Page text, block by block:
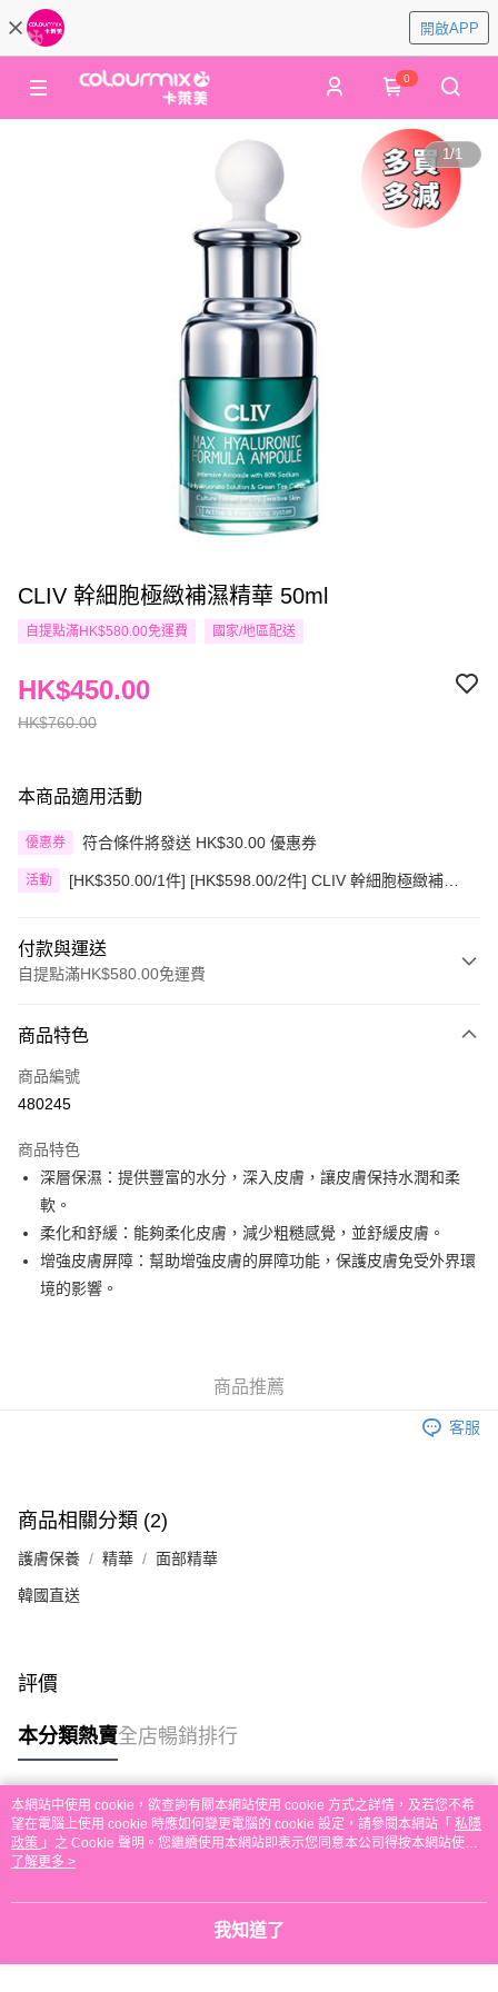
開啟APP
0
1/1
CLIV 幹細胞極緻補濕精華 50ml
自提點滿HK$580.00免運費 國家/地區配送
HK$760.00
HK$450.00
本商品適用活動
優惠券 符合條件將發送 HK$30.00 優惠券
活動
[HK$350.00/1件] [HK$598.00/2件] CLIV 幹細胞極緻補濕
付款與運送
自提點滿HK$580.00免運費
信用卡
Apple Pay
AlipayHK
PayMe
WeChat Pay
其他轉帳方式
單。 如果訂購後七個工作天內我們未能收到有關存款，有關訂單將被取消。
每筆HK$30.00，滿HK$580.00或以上免運費
本地配送
每筆HK$30.00，滿HK$580.00或以上免運費
其他地區配送
商品特色
商品編號
480245
商品特色
深層保濕：提供豐富的水分，深入皮膚，讓皮膚保持水潤和柔
軟。
柔化和舒緩：能夠柔化皮膚，減少粗糙感覺，並舒緩皮膚。
增強皮膚屏障：幫助增強皮膚的屏障功能，保護皮膚免受外界環
境的影響。
商品推薦
客服
商品相關分類 (2)
護膚保養 精華 面部精華
韓國直送
評價
本分類熱賣全店暢銷排行
熱門標籤
熱銷排行
本網站中使用 cookie，欲查詢有關本網站使用 cookie 方式之詳情，及若您不希
望在電腦上使用 cookie 時應如何變更電腦的 cookie 設定，請參閱本網站「 私隱
政策 」之 Cookie 聲明。您繼續使用本網站即表示您同意本公司得按本網站使用
條款之 Cookie 聲明使用 cookie。
了解更多 >
我知道了